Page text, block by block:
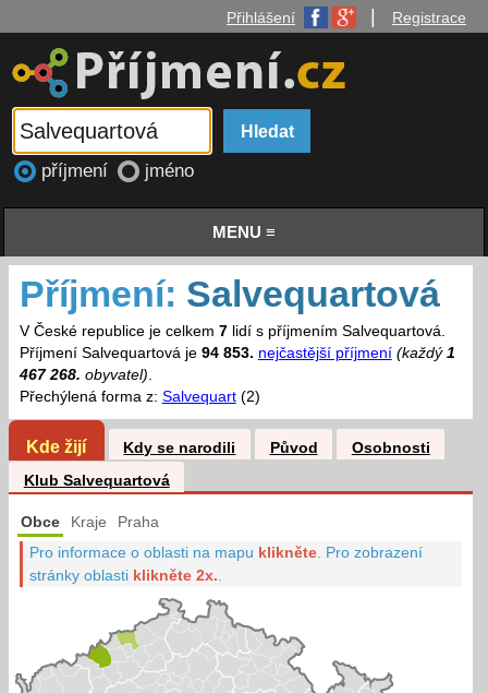
Přihlášení Registrace
příjmení jméno
MENU ≡
Příjmení: Salvequartová
V České republice je celkem 7lidí s příjmením Salvequartová.
Příjmení Salvequartová je 94 853. nejčastější příjmení (každý 1
467 268. obyvatel).
Přechýlená forma z: Salvequart(2)
Kde žijí Kdy se narodili Původ
Osobnosti
Klub Salvequartová
Obce Kraje Praha
Pro informace o oblasti na mapu klikněte Pro zobrazení
stránky oblasti klikněte 2x.